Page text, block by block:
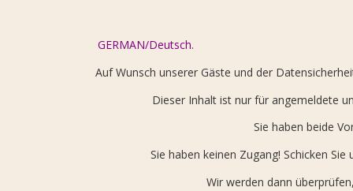
GERMAN/Deutsch.
Auf Wunsch unserer Gäste und der
Dieser Inhalt ist nur für angemeldete
Sie haben beide
Sie haben keinen Zugang! Schicken Sie
Wir werden dann